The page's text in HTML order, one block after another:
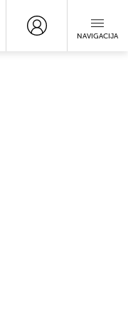
NAVIGACIJA